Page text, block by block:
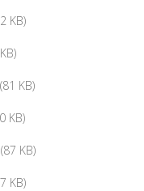
KB)
KB)
KB)
KB)
KB)